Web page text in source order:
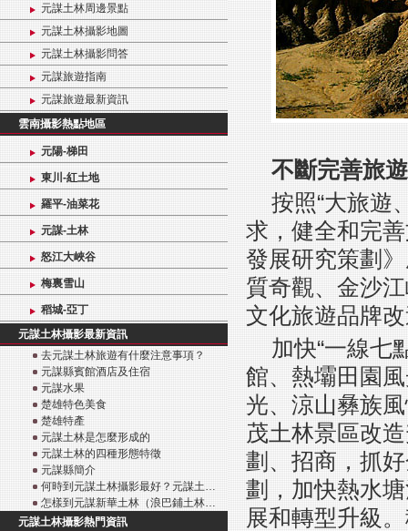
元謀土林周邊景點
元謀土林攝影地圖
元謀土林攝影問答
元謀旅遊指南
元謀旅遊最新資訊
雲南攝影熱點地區
元陽-梯田
東川-紅土地
羅平-油菜花
元謀-土林
怒江大峽谷
梅裏雪山
稻城-亞丁
元謀土林攝影最新資訊
去元謀土林旅遊有什麼注意事項？
元謀縣賓館酒店及住宿
元謀水果
楚雄特色美食
楚雄特產
元謀土林是怎麼形成的
元謀土林的四種形態特徵
元謀縣簡介
何時到元謀土林攝影最好？元謀土…
怎樣到元謀新華土林（浪巴鋪土林…
元謀土林攝影熱門資訊
不斷完善旅
按照“大旅遊
求，健全和完
發展研究策劃
質奇觀、金沙
文化旅遊品牌
加快“一線七
館、熱壩田園
光、涼山彝族
茂土林景區改
劃、招商，抓
劃，加快熱水
展和轉型升級